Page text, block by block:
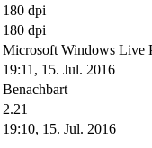
180 dpi
180 dpi
Microsoft Windows Live
19:11, 15. Jul. 2016
Benachbart
2.21
19:10, 15. Jul. 2016